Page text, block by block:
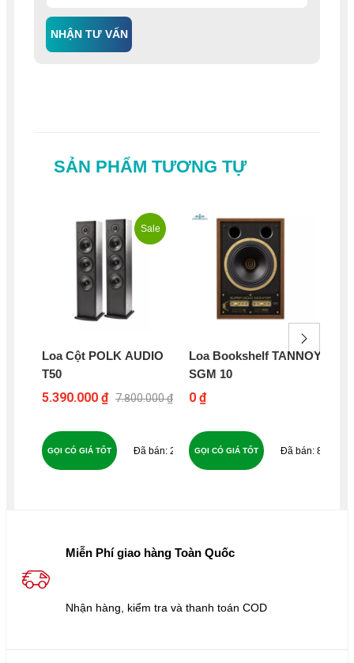
NHẬN TƯ VẤN
SẢN PHẨM TƯƠNG TỰ
Sale
Loa Cột POLK AUDIO
T50
5.390.000 ₫ 7.800.000 ₫
24
GỌI CÓ GIÁ TỐT
Loa Bookshelf TANNOY
SGM 10
0 ₫
88
GỌI CÓ GIÁ TỐT
Miễn Phí giao hàng Toàn Quốc
Nhận hàng, kiểm tra và thanh toán COD